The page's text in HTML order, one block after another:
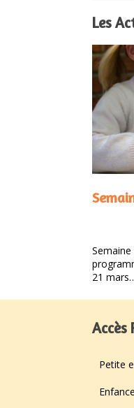
Les
21
Accès
Petite
Enfance